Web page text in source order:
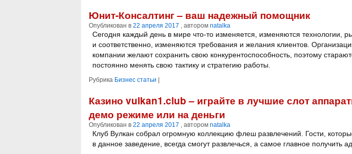
Юнит-Консалтинг – ваш надежный помощник
Опубликован в 22 апреля 2017 , автором natalka
Сегодня каждый день в мире что-то изменяется, изменяются технологии,
и соответственно, изменяются требования и желания клиентов.
компании желают сохранить свою конкурентоспособность, поэтому
постоянно менять свою тактику и стратегию работы.
Рубрика Бизнес статьи |
Казино vulkan1.club – играйте в лучшие слот
демо режиме или на деньги
Опубликован в 22 апреля 2017 , автором natalka
Клуб Вулкан собрал огромную коллекцию флеш развлечений. Гости,
в данное заведение, всегда смогут развлечься, а самое главное получить